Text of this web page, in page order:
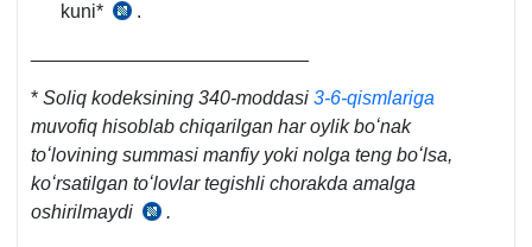
kuni*
SK
2-
q.
.
* Soliq kodeksining 340-moddasi 3-6-qismlariga
muvofiq hisoblab chiqarilgan har oylik boʻnak
toʻlovining summasi manfiy yoki nolga teng boʻlsa,
koʻrsatilgan toʻlovlar tegishli chorakda amalga
oshirilmaydi
SK
.